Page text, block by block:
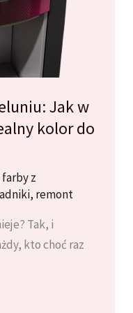
Jak w
kolor do
farby z
, remont
Tak, i
kto choć raz